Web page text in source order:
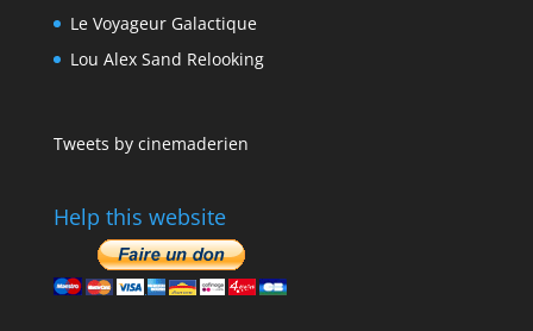
Le Voyageur Galactique
Lou Alex Sand Relooking
Tweets by cinemaderien
Help this website